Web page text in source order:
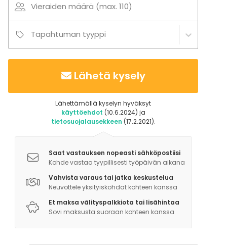
Juhlasali
Monitoimitila
Saunatila
Garden / Patio
Vieraiden määrä (max. 110)
Tapahtuman tyyppi
Lähetä kysely
Lähettämällä kyselyn hyväksyt
käyttöehdot (10.6.2024) ja
tietosuojalausekkeen (17.2.2021).
Saat vastauksen nopeasti sähköpostiisi
Kohde vastaa tyypillisesti työpäivän aikana
Vahvista varaus tai jatka keskustelua
Neuvottele yksityiskohdat kohteen kanssa
Et maksa välityspalkkiota tai lisähintaa
Sovi maksusta suoraan kohteen kanssa